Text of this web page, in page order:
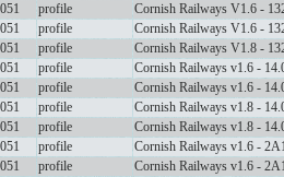
profile
Cornish Railways V1.6 -
profile
Cornish Railways V1.6 -
profile
Cornish Railways V1.8 -
profile
Cornish Railways v1.6 -
profile
Cornish Railways v1.6 -
profile
Cornish Railways v1.8 -
profile
Cornish Railways v1.8 -
profile
Cornish Railways v1.6 -
profile
Cornish Railways v1.6 -